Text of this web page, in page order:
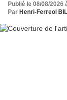
Publié le 08/08/2026
Par Henri-Ferreol